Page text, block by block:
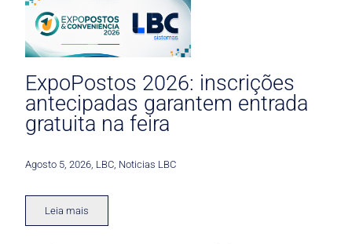
ExpoPostos 2026: inscrições
antecipadas garantem entrada
gratuita na feira
Agosto 5, 2026 LBC Noticias LBC
Leia mais